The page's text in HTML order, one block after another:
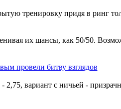
тренировку придя в ринг
их шансы, как 50/50.
провели битву взглядов
вариант с ничьей -